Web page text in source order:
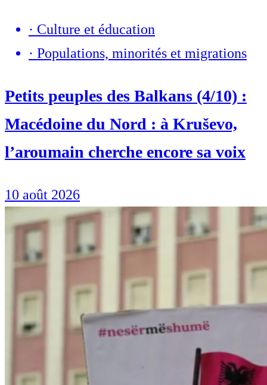
· Culture et éducation
· Populations, minorités et migrations
Petits peuples des Balkans (4/10) :
Macédoine du Nord : à Kruševo,
l’aroumain cherche encore sa voix
10 août 2026